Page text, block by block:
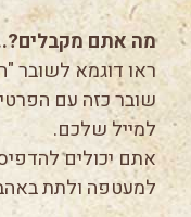
מה אתם
ראו דוגמא לשובר
שובר כזה עם
למייל שלכם.
אתם יכולים
למעטפה ולתת